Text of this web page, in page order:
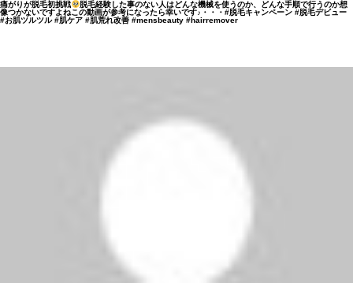
痛がりが脱毛初挑戦
脱毛経験した事のない人はどんな機械を使うのか、どんな手順で行うのか想
像つかないですよねこの動画が参考になったら幸いです♪・・・#脱毛キャンペーン #脱毛デビュー
#お肌ツルツル #肌ケア #肌荒れ改善 #mensbeauty #hairremover